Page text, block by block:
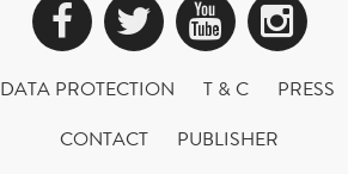
Facebook
Twitter
DATA PROTECTION T & C
PRESS
CONTACT
PUBLISHER